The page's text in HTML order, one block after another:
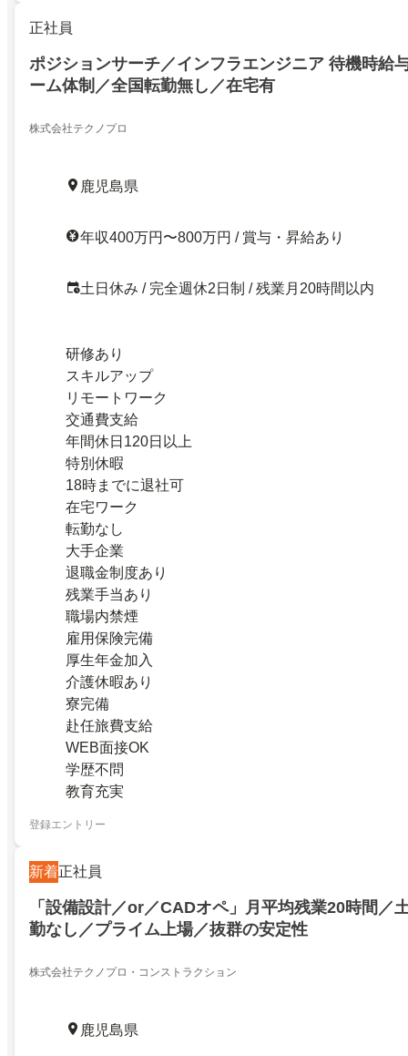
正社員
ポジションサーチ／インフラエンジニア 待機時給
ーム体制／全国転勤無し／在宅有
株式会社テクノプロ
鹿児島県
年収400万円〜800万円 / 賞与・昇給あり
土日休み / 完全週休2日制 / 残業月20時間以内
研修あり
スキルアップ
リモートワーク
交通費支給
年間休日120日以上
特別休暇
18時までに退社可
在宅ワーク
転勤なし
大手企業
退職金制度あり
残業手当あり
職場内禁煙
雇用保険完備
厚生年金加入
介護休暇あり
寮完備
赴任旅費支給
WEB面接OK
学歴不問
教育充実
登録エントリー
新着正社員
「設備設計／or／CADオペ」月平均残業20時間／
勤なし／プライム上場／抜群の安定性
株式会社テクノプロ・コンストラクション
鹿児島県